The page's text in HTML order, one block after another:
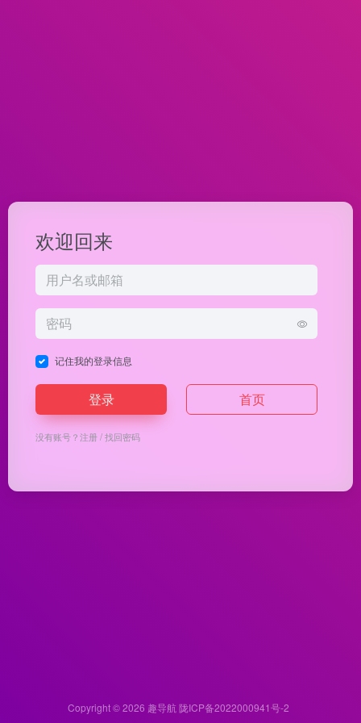
欢迎回来
记住我的登录信息
登录 首页
没有账号？注册/找回密码
Copyright © 2026 趣导航 陇ICP备2022000941号-2